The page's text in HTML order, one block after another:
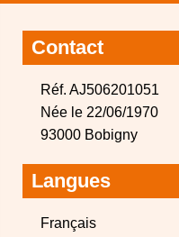
Contact
Réf. AJ506201051
Née le 22/06/1970
93000 Bobigny
Langues
Français